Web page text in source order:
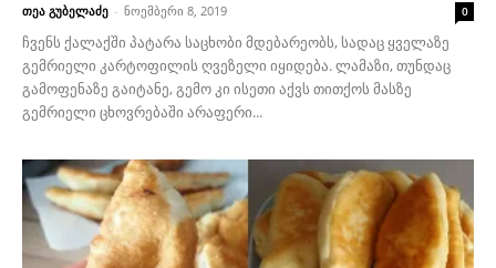
თეა გუბელაძე - ნოემბერი 8, 2019 0
ჩვენს ქალაქში პატარა საცხობი მდებარეობს, სადაც ყველაზე
გემრიელი კარტოფილის ღვეზელი იყიდება. ლამაზი, თუნდაც
გამოფენაზე გაიტანე, გემო კი ისეთი აქვს თითქოს მასზე
გემრიელი ცხოვრებაში არაფერი...